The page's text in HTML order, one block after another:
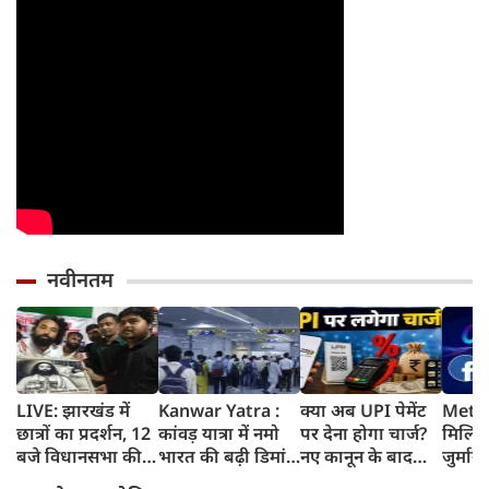
नवीनतम
LIVE: झारखंड में
छात्रों का प्रदर्शन, 12
बजे विधानसभा की
Kanwar Yatra :
कांवड़ यात्रा में नमो
भारत की बढ़ी डिमांड,
क्या अब UPI पेमेंट
पर देना होगा चार्ज?
नए कानून के बाद
Meta